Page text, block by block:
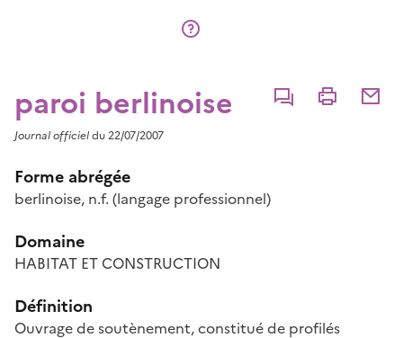
paroi berlinoise CommenterImprimer
Journal officieldu 22/07/2007
Forme abrégée
berlinoise, n.f. (langage professionnel)
Domaine
HABITAT ET CONSTRUCTION
Définition
Ouvrage de soutènement, constitué de profilés